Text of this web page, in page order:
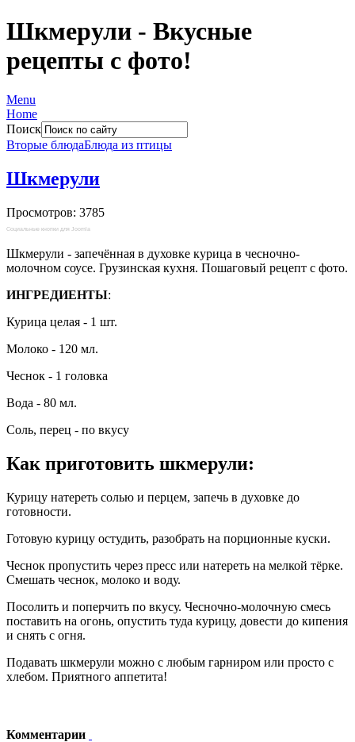
Шкмерули - Вкусные
рецепты с фото!
Menu
Home
Поиск
Вторые блюдаБлюда из птицы
Шкмерули
Просмотров: 3785
Социальные кнопки для Joomla
Шкмерули - запечённая в духовке курица в чесночно-
молочном соусе. Грузинская кухня. Пошаговый рецепт с фото.
ИНГРЕДИЕНТЫ:
Курица целая - 1 шт.
Молоко - 120 мл.
Чеснок - 1 головка
Вода - 80 мл.
Соль, перец - по вкусу
Как приготовить шкмерули:
Курицу натереть солью и перцем, запечь в духовке до
готовности.
Готовую курицу остудить, разобрать на порционные куски.
Чеснок пропустить через пресс или натереть на мелкой тёрке.
Смешать чеснок, молоко и воду.
Посолить и поперчить по вкусу. Чесночно-молочную смесь
поставить на огонь, опустить туда курицу, довести до кипения
и снять с огня.
Подавать шкмерули можно с любым гарниром или просто с
хлебом. Приятного аппетита!
Комментарии